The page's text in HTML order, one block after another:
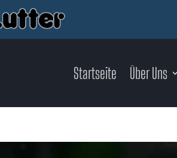
Startseite Über Uns